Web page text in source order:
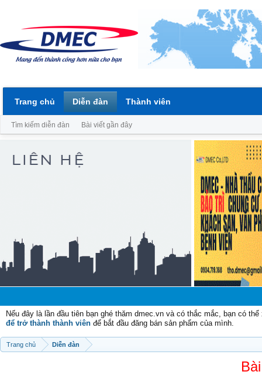
Nếu đây là lần đầu tiên bạn ghé thăm dmec.vn và có thắc mắc, bạn có
để trở thành thành viên để bắt đầu đăng bán sản phẩm của mình.
Trang chủ Diễn đàn
Trang chủ Diễn đàn
Tìm kiếm diễn đàn Bài viết gần đây
Thành viên